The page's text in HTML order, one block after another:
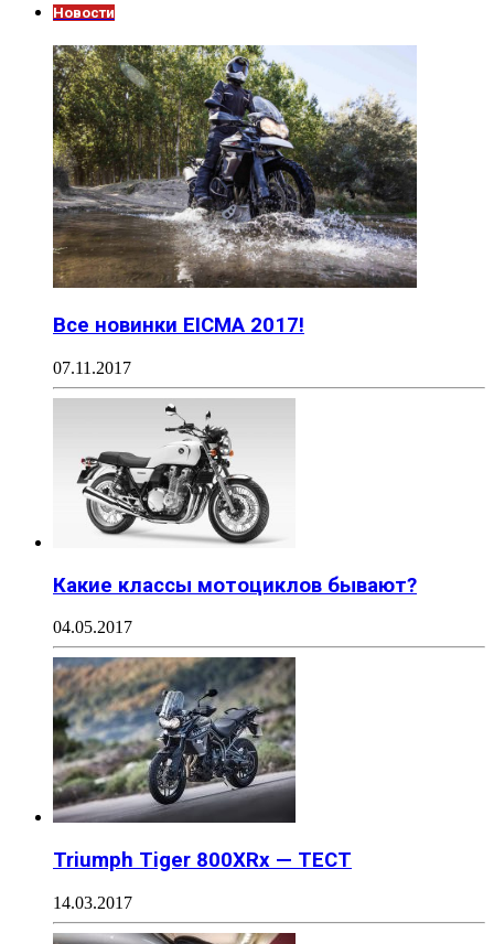
Новости
Все новинки EICMA 2017!
07.11.2017
Какие классы мотоциклов бывают?
04.05.2017
Triumph Tiger 800XRx — ТЕСТ
14.03.2017